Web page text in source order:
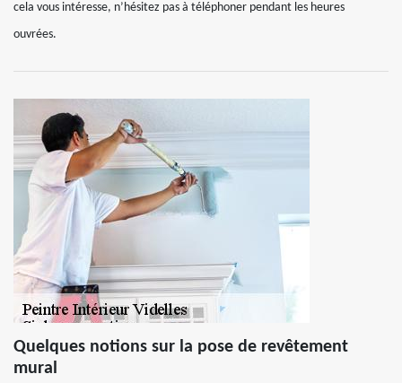
cela vous intéresse, n’hésitez pas à téléphoner pendant les heures
ouvrées.
Quelques notions sur la pose de revêtement
mural